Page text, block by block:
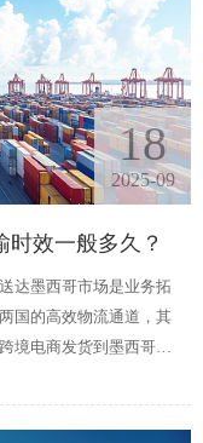
18
2025-09
效一般多久？
达墨西哥市场是业务拓
国的高效物流通道，其
境电商发货到墨西哥，